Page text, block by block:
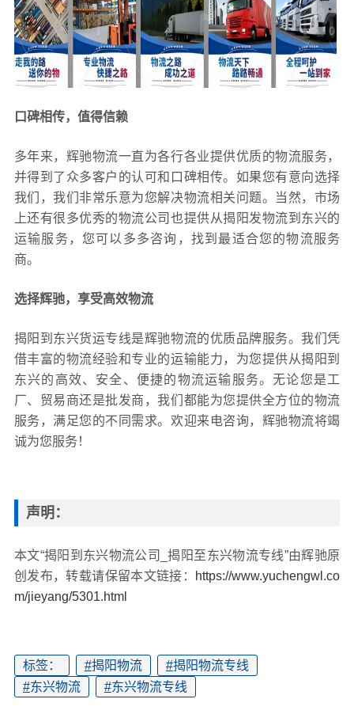
口碑相传，值得信赖
多年来，辉驰物流一直为各行各业提供优质的物流服务，
并得到了众多客户的认可和口碑相传。如果您有意向选择
我们，我们非常乐意为您解决物流相关问题。当然，市场
上还有很多优秀的物流公司也提供从揭阳发物流到东兴的
运输服务，您可以多多咨询，找到最适合您的物流服务
商。
选择辉驰，享受高效物流
揭阳到东兴货运专线是辉驰物流的优质品牌服务。我们凭
借丰富的物流经验和专业的运输能力，为您提供从揭阳到
东兴的高效、安全、便捷的物流运输服务。无论您是工
厂、贸易商还是批发商，我们都能为您提供全方位的物流
服务，满足您的不同需求。欢迎来电咨询，辉驰物流将竭
诚为您服务！
声明：
本文“揭阳到东兴物流公司_揭阳至东兴物流专线”由辉驰原
创发布，转载请保留本文链接：
https://www.yuchengwl.co
m/jieyang/5301.html
标签： #揭阳物流 #揭阳物流专线
#东兴物流 #东兴物流专线